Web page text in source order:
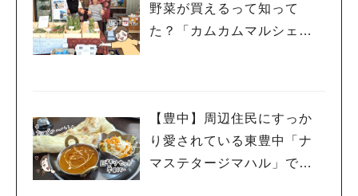
野菜が買えるって知って
た？「カムカムマルシェ」
【豊中】周辺住民にすっか
り愛されている東豊中「ナ
マステタージマハル」で子